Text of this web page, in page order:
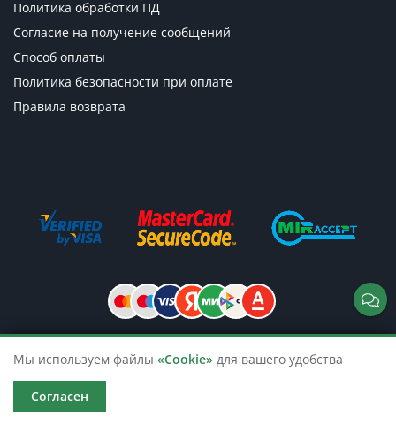
Политика обработки ПД
Согласие на получение сообщений
Способ оплаты
Политика безопасности при оплате
Правила возврата
© 2026 TicketsTour. Продажа водных
Мы используем файлы «Cookie» для вашего удобства
Согласен